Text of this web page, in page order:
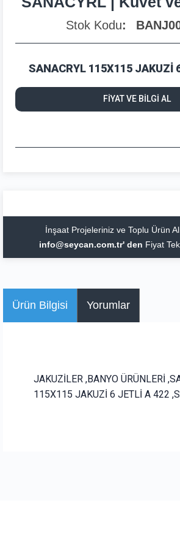
Stok Kodu
SANACRYL 115X115 JAKUZİ
FİYAT VE BİLGİ AL
İnşaat Projeleriniz ve Toplu Ürün
info@seycan.com.tr' den Fiyat
Ürün Bilgisi Yorumlar
JAKUZİLER ,BANYO ÜRÜNLERİ
115X115 JAKUZİ 6 JETLİ A 422